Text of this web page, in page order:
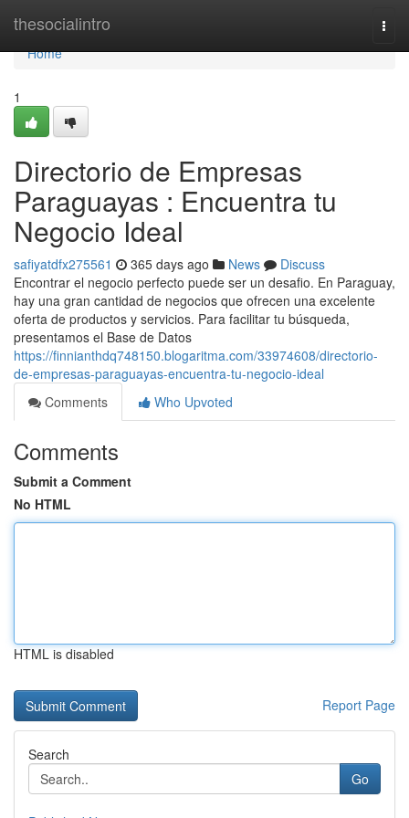
thesocialintro
Home
Home
1
Directorio de Empresas
Paraguayas : Encuentra tu
Negocio Ideal
safiyatdfx275561 365 days ago News
Discuss
Encontrar el negocio perfecto puede ser un desafio. En Paraguay,
hay una gran cantidad de negocios que ofrecen una excelente
oferta de productos y servicios. Para facilitar tu búsqueda,
presentamos el Base de Datos
https://finnianthdq748150.blogaritma.com/33974608/directorio-
de-empresas-paraguayas-encuentra-tu-negocio-ideal
Comments
Who Upvoted
Comments
Submit a Comment
No HTML
HTML is disabled
Report Page
Search
Go